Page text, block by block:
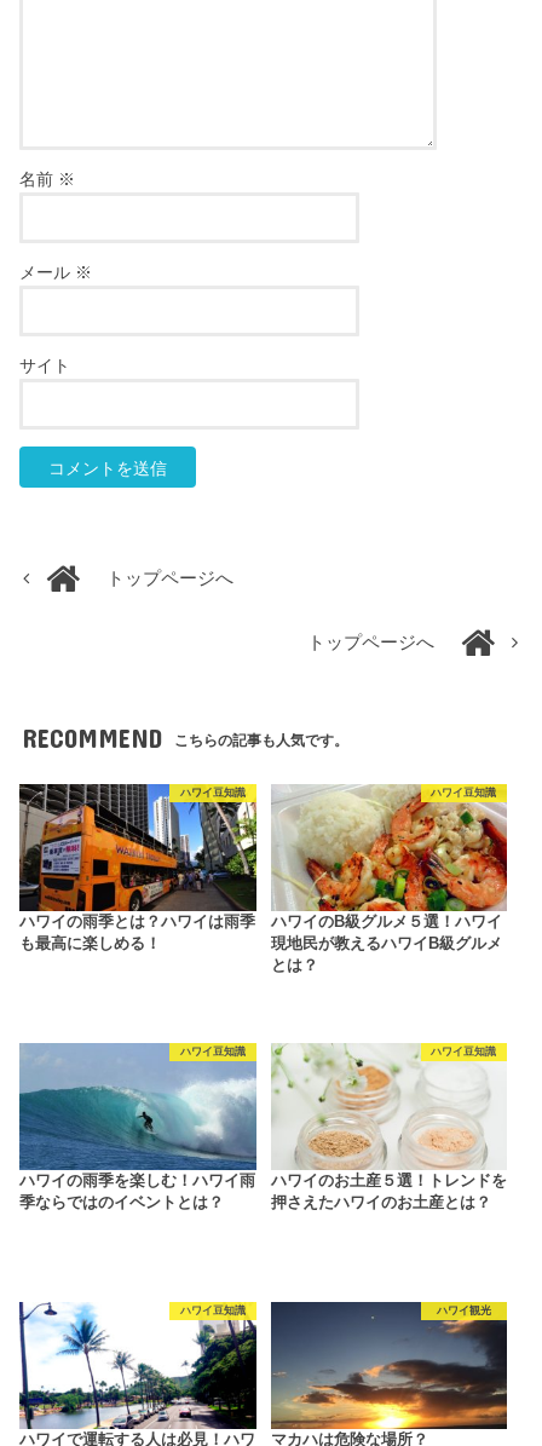
名前 ※
メール ※
サイト
トップページへ
トップページへ
RECOMMEND こちらの記事も人気です。
ハワイ豆知識
ハワイの雨季とは？ハワイは雨季
も最高に楽しめる！
ハワイ豆知識
ハワイのB級グルメ５選！ハワイ
現地民が教えるハワイB級グルメ
とは？
ハワイ豆知識
ハワイの雨季を楽しむ！ハワイ雨
季ならではのイベントとは？
ハワイ豆知識
ハワイのお土産５選！トレンドを
押さえたハワイのお土産とは？
ハワイ豆知識
ハワイで運転する人は必見！ハワ
ハワイ観光
マカハは危険な場所？